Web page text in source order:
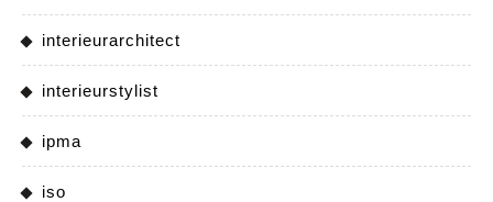
interieurarchitect
interieurstylist
ipma
iso